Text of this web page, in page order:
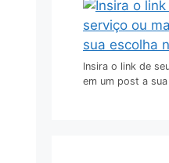
Insira o link de
em um post a